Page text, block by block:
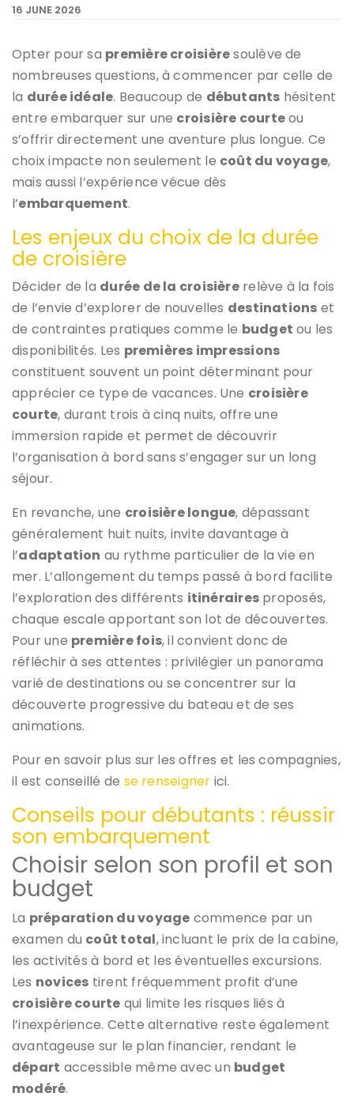
16 JUNE 2026
Opter pour sa première croisièresoulève de
nombreuses questions, à commencer par celle de
la durée idéale. Beaucoup de débutants hésitent
entre embarquer sur une croisière courteou
s’offrir directement une aventure plus longue. Ce
choix impacte non seulement le coût du voyage,
mais aussi l’expérience vécue dès
l’embarquement.
Les enjeux du choix de la durée
de croisière
Décider de la durée de la croisièrerelève à la fois
de l’envie d’explorer de nouvelles destinations et
de contraintes pratiques comme le budget ou les
disponibilités. Les premières impressions
constituent souvent un point déterminant pour
apprécier ce type de vacances. Une croisière
courte, durant trois à cinq nuits, offre une
immersion rapide et permet de découvrir
l’organisation à bord sans s’engager sur un long
séjour.
En revanche, une croisière longue, dépassant
généralement huit nuits, invite davantage à
l’adaptation au rythme particulier de la vie en
mer. L’allongement du temps passé à bord facilite
l’exploration des différents itinéraires proposés,
chaque escale apportant son lot de découvertes.
Pour une première fois, il convient donc de
réfléchir à ses attentes : privilégier un panorama
varié de destinations ou se concentrer sur la
découverte progressive du bateau et de ses
animations.
Pour en savoir plus sur les offres et les compagnies,
il est conseillé de se renseigner ici.
Conseils pour débutants : réussir
son embarquement
Choisir selon son profil et son
budget
La préparation du voyage commence par un
examen du coût total, incluant le prix de la cabine,
les activités à bord et les éventuelles excursions.
Les novices tirent fréquemment profit d’une
croisière courte qui limite les risques liés à
l’inexpérience. Cette alternative reste également
avantageuse sur le plan financier, rendant le
départ accessible même avec un budget
modéré.